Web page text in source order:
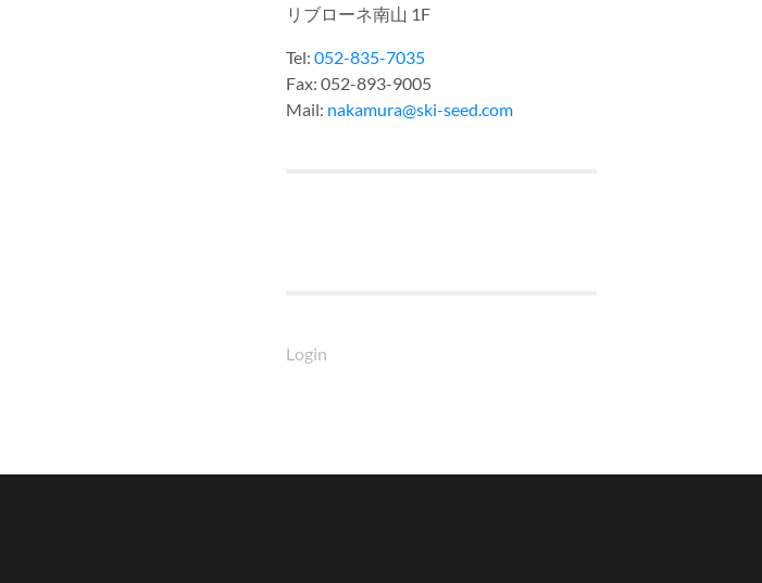
リブローネ南山 1F
Tel: 052-835-7035
Fax: 052-893-9005
Mail: nakamura@ski-seed.com
Login